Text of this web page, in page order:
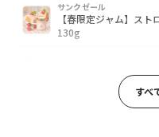
サンクゼール
【春限定ジャム】ス
130g
ハート・イン・ハート
すべ